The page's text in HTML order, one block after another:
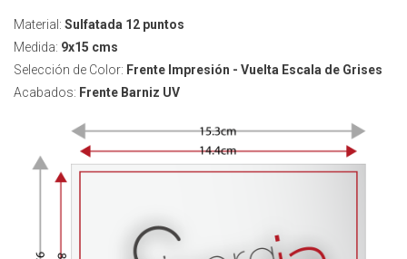
Material: Sulfatada 12 puntos
Medida: 9x15 cms
Selección de Color: Frente Impresión - Vuelta Escala de Grises
Acabados: Frente Barniz UV